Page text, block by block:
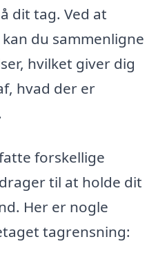
dit tag. Ved at
du sammenligne
hvilket giver dig
hvad der er
forskellige
til at holde dit
Her er nogle
tagrensning: